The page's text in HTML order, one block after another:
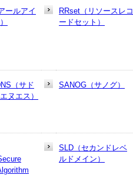
ールアイ
RRset（リソースレコ
ードセット）
（サド
ヌエス）
SANOG（サノグ）
SLD（セカンドレベ
ルドメイン）